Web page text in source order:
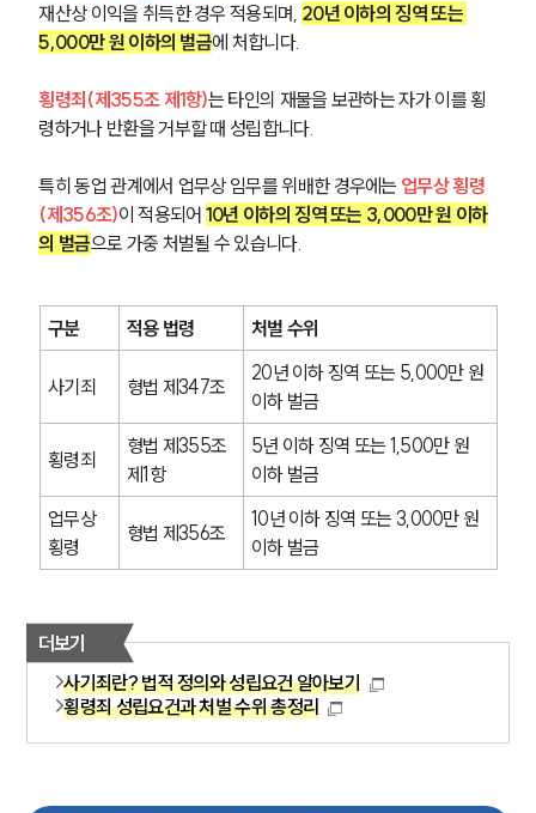
재산상 이익을 취득한 경우 적용되며, 20년 이하의 징역 또는
5,000만 원 이하의 벌금에 처합니다.
횡령죄(제355조 제1항)는 타인의 재물을 보관하는 자가 이를 횡
령하거나 반환을 거부할 때 성립합니다.
특히 동업 관계에서 업무상 임무를 위배한 경우에는 업무상 횡령
(제356조)이 적용되어 10년 이하의 징역 또는 3,000만 원 이하
의 벌금으로 가중 처벌될 수 있습니다.
구분 적용 법령 처벌 수위
사기죄 형법 제347조
20년 이하 징역 또는 5,000만 원
이하 벌금
횡령죄
형법 제355조
제1항
5년 이하 징역 또는 1,500만 원
이하 벌금
업무상
횡령
형법 제356조
10년 이하 징역 또는 3,000만 원
이하 벌금
더보기
사기죄란? 법적 정의와 성립요건 알아보기
횡령죄 성립요건과 처벌 수위 총정리